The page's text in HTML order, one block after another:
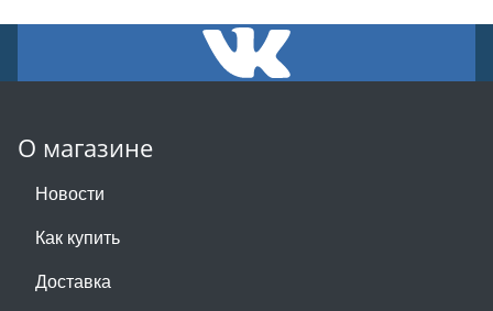
О магазине
Новости
Как купить
Доставка